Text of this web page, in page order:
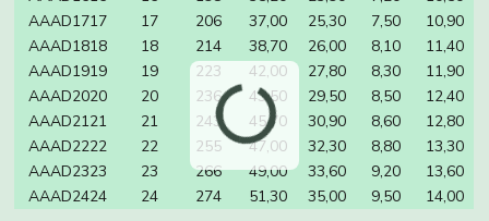
AAAD1717
17 206 37,00 25,30 7,50
10,90
AAAD1818
18 214 38,70 26,00 8,10
11,40
AAAD1919
19 223 42,00 27,80 8,30
11,90
AAAD2020
20 236 43,50 29,50 8,50
12,40
AAAD2121
21 243 45,70 30,90 8,60
12,80
AAAD2222
22 255 47,00 32,30 8,80
13,30
AAAD2323
23 266 49,00 33,60 9,20
13,60
AAAD2424
24 274 51,30 35,00 9,50 14,00